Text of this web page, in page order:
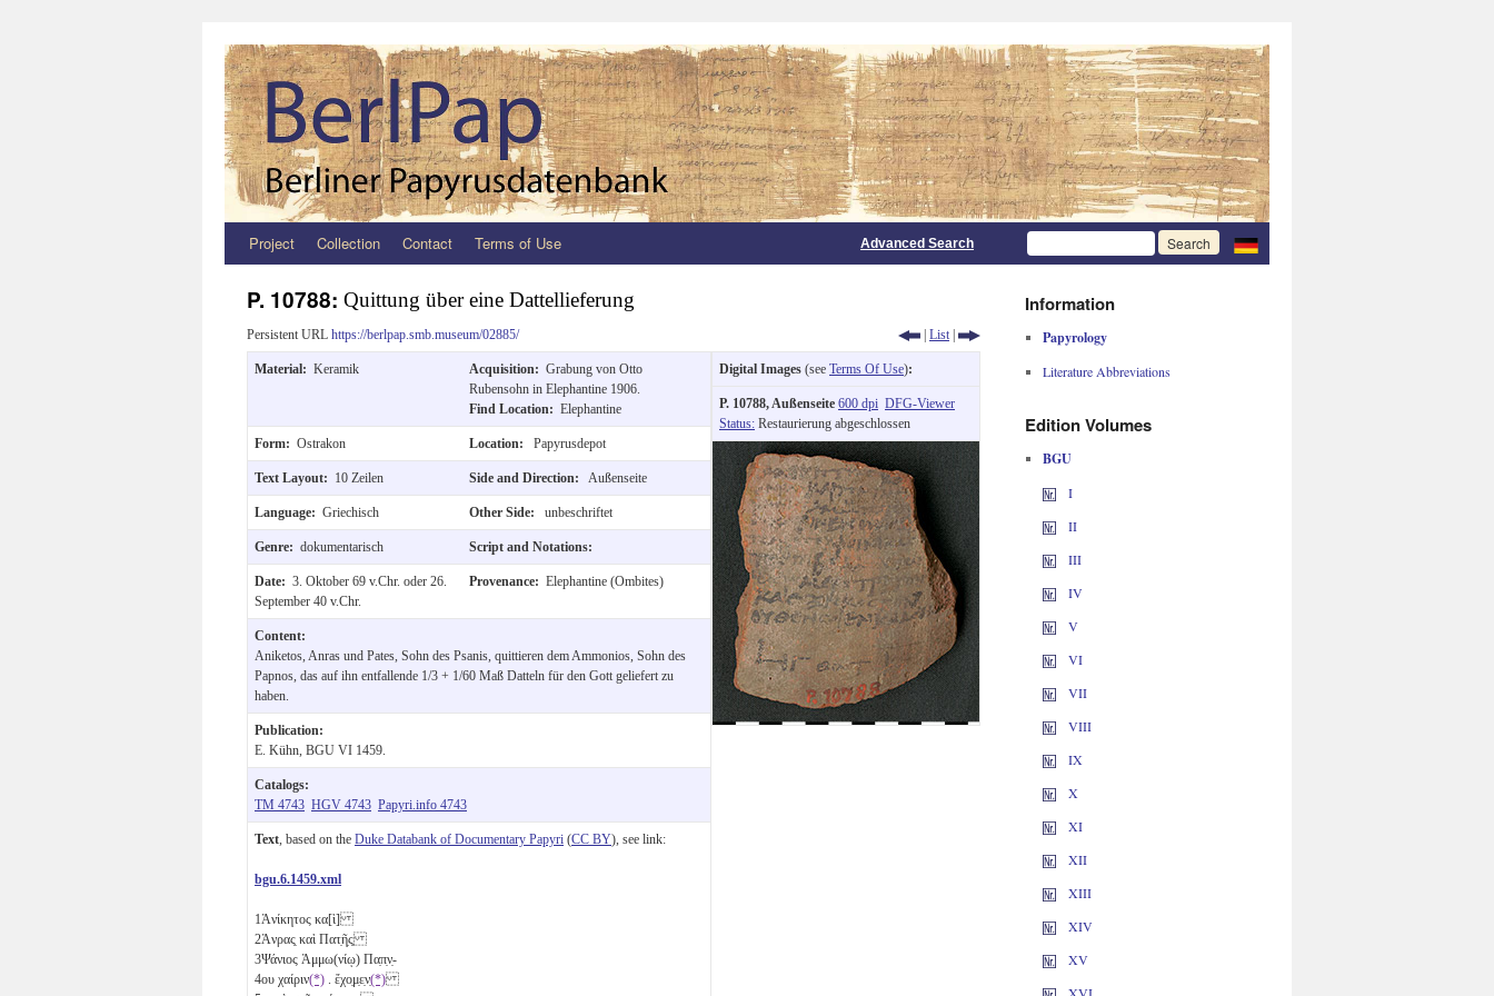
Zum
springen
Project Collection Contact Terms of Use Advanced Search
P. 10788: Quittung über eine Dattellieferung
Persistent URL https://berlpap.smb.museum/02885/ | List |
Material: Keramik Acquisition: Grabung von Otto
Rubensohn in Elephantine 1906.
Find Location: Elephantine
Form: Ostrakon Location: Papyrusdepot
Text Layout: 10 Zeilen Side and Direction: Außenseite
Language: Griechisch Other Side: unbeschriftet
Genre: dokumentarisch Script and Notations:
Date: 3. Oktober 69 v.Chr. oder 26.
September 40 v.Chr.
Provenance: Elephantine (Ombites)
Content:
Aniketos, Anras und Pates, Sohn des Psanis, quittieren dem Ammonios, Sohn des
Papnos, das auf ihn entfallende 1/3 + 1/60 Maß Datteln für den Gott geliefert zu
haben.
Publication:
E. Kühn, BGU VI 1459.
Catalogs:
TM 4743 HGV 4743 Papyri.info 4743
Text , based on the Duke Databank of Documentary Papyri (CC BY), see link:
bgu.6.1459.xml
1 Ἀνίκητος κα[ὶ]
2Ἀνρας̣ καὶ Πατ̣ῆ̣ς̣
3Ψάνιος Ἀμμω(νίῳ) Πα̣π̣ν̣-
4ου χαίριν(*) . ἔχο̣μ̣ε̣ν̣(*)
Digital Images (see Terms Of Use):
P. 10788, Außenseite 600 dpi DFG-Viewer
Status: Restaurierung abgeschlossen
Information
Papyrology
Literature Abbreviations
Edition Volumes
BGU
I
II
III
IV
V
VI
VII
VIII
IX
X
XI
XII
XIII
XIV
XV